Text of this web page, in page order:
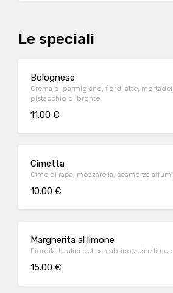
Le speciali
Bolognese
Crema di parmigiano, fiordilatte,
pistacchio di bronte
11.00 €
Cimetta
Cime di rapa, mozzarella, scamorza
10.00 €
Margherita al limone
Fiordilatte,alici del cantabrico,zeste
15.00 €